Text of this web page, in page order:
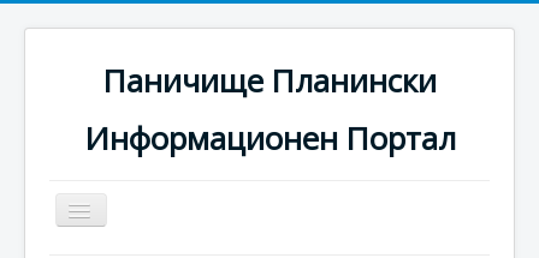
Паничище Планински
Информационен Портал
Превключи
навигация